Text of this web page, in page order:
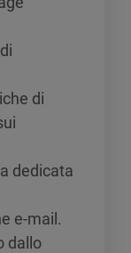
di
dedicata
e-mail.
dallo